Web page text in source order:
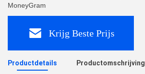
MoneyGram
Krijg Beste Prijs
Productdetails Productomschrijving